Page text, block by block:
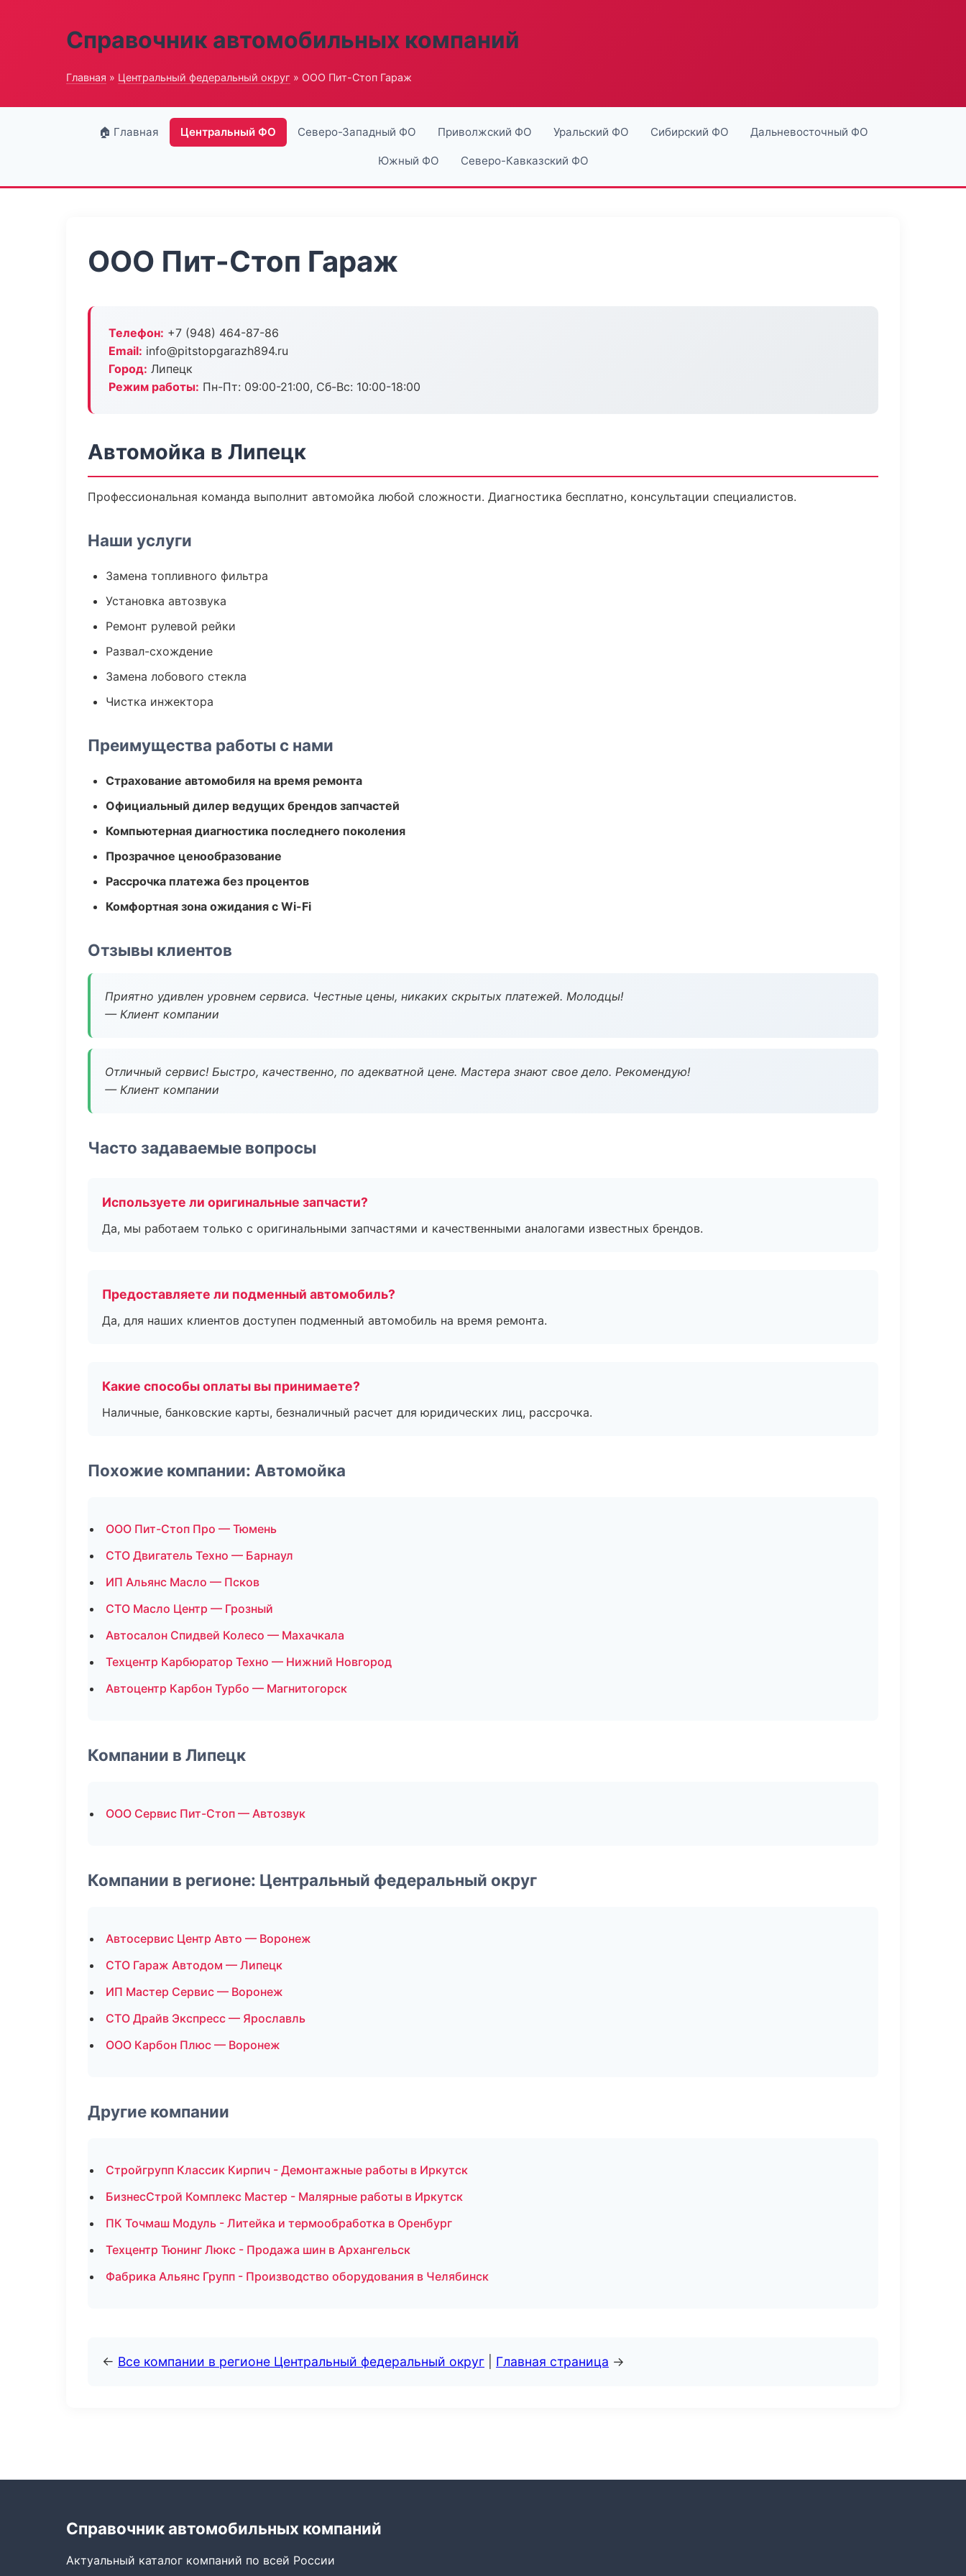
Справочник автомобильных компаний
Главная » Центральный федеральный округ » ООО Пит-Стоп Гараж
🏠 Главная Центральный ФО Северо-Западный ФО Приволжский ФО Уральский ФО Сибирский ФО Дальневосточный ФО
Южный ФО Северо-Кавказский ФО
ООО Пит-Стоп Гараж
Телефон: +7 (948) 464-87-86
Email: info@pitstopgarazh894.ru
Город: Липецк
Режим работы: Пн-Пт: 09:00-21:00, Сб-Вс: 10:00-18:00
Автомойка в Липецк
Профессиональная команда выполнит автомойка любой сложности. Диагностика бесплатно, консультации специалистов.
Наши услуги
Замена топливного фильтра
Установка автозвука
Ремонт рулевой рейки
Развал-схождение
Замена лобового стекла
Чистка инжектора
Преимущества работы с нами
Страхование автомобиля на время ремонта
Официальный дилер ведущих брендов запчастей
Компьютерная диагностика последнего поколения
Прозрачное ценообразование
Рассрочка платежа без процентов
Комфортная зона ожидания с Wi-Fi
Отзывы клиентов
Приятно удивлен уровнем сервиса. Честные цены, никаких скрытых платежей. Молодцы!
— Клиент компании
Отличный сервис! Быстро, качественно, по адекватной цене. Мастера знают свое дело. Рекомендую!
— Клиент компании
Часто задаваемые вопросы
Используете ли оригинальные запчасти?
Да, мы работаем только с оригинальными запчастями и качественными аналогами известных брендов.
Предоставляете ли подменный автомобиль?
Да, для наших клиентов доступен подменный автомобиль на время ремонта.
Какие способы оплаты вы принимаете?
Наличные, банковские карты, безналичный расчет для юридических лиц, рассрочка.
Похожие компании: Автомойка
ООО Пит-Стоп Про — Тюмень
СТО Двигатель Техно — Барнаул
ИП Альянс Масло — Псков
СТО Масло Центр — Грозный
Автосалон Спидвей Колесо — Махачкала
Техцентр Карбюратор Техно — Нижний Новгород
Автоцентр Карбон Турбо — Магнитогорск
Компании в Липецк
ООО Сервис Пит-Стоп — Автозвук
Компании в регионе: Центральный федеральный округ
Автосервис Центр Авто — Воронеж
СТО Гараж Автодом — Липецк
ИП Мастер Сервис — Воронеж
СТО Драйв Экспресс — Ярославль
ООО Карбон Плюс — Воронеж
Другие компании
Стройгрупп Классик Кирпич - Демонтажные работы в Иркутск
БизнесСтрой Комплекс Мастер - Малярные работы в Иркутск
ПК Точмаш Модуль - Литейка и термообработка в Оренбург
Техцентр Тюнинг Люкс - Продажа шин в Архангельск
Фабрика Альянс Групп - Производство оборудования в Челябинск
← Все компании в регионе Центральный федеральный округ Главная страница →
Справочник автомобильных компаний
Актуальный каталог компаний по всей России